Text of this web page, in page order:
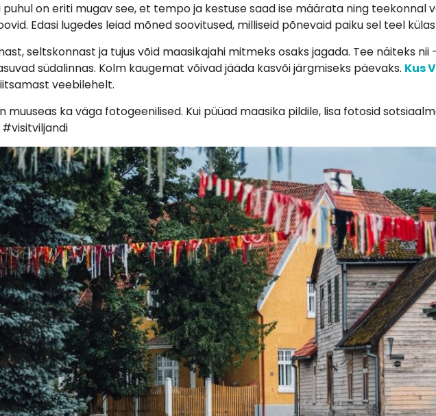
puhul on eriti mugav see, et tempo ja kestuse saad ise määrata ning teekonnal
Edasi lugedes leiad mõned soovitused, milliseid põnevaid paiku sel teel
seltskonnast ja tujus võid maasikajahi mitmeks osaks jagada. Tee näiteks nii
südalinnas. Kolm kaugemat võivad jääda kasvõi järgmiseks päevaks. Kus
veebilehelt.
muuseas ka väga fotogeenilised. Kui püüad maasika pildile, lisa fotosid